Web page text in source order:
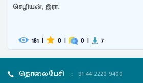
செழியன், இரா.
181 | 0 | 0 | 7
தொலைபேசி : 91-44-2220 9400